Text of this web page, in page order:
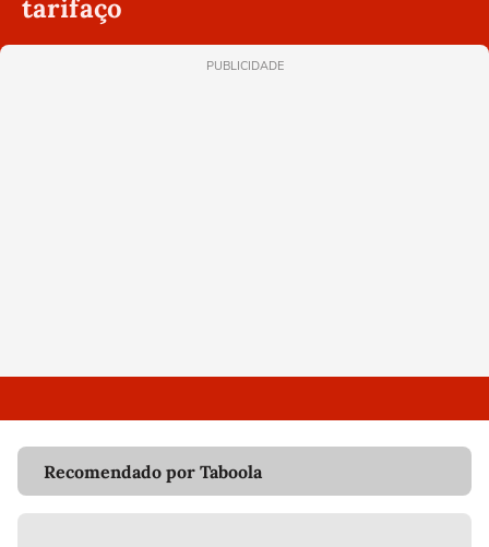
tarifaço
PUBLICIDADE
Recomendado por Taboola